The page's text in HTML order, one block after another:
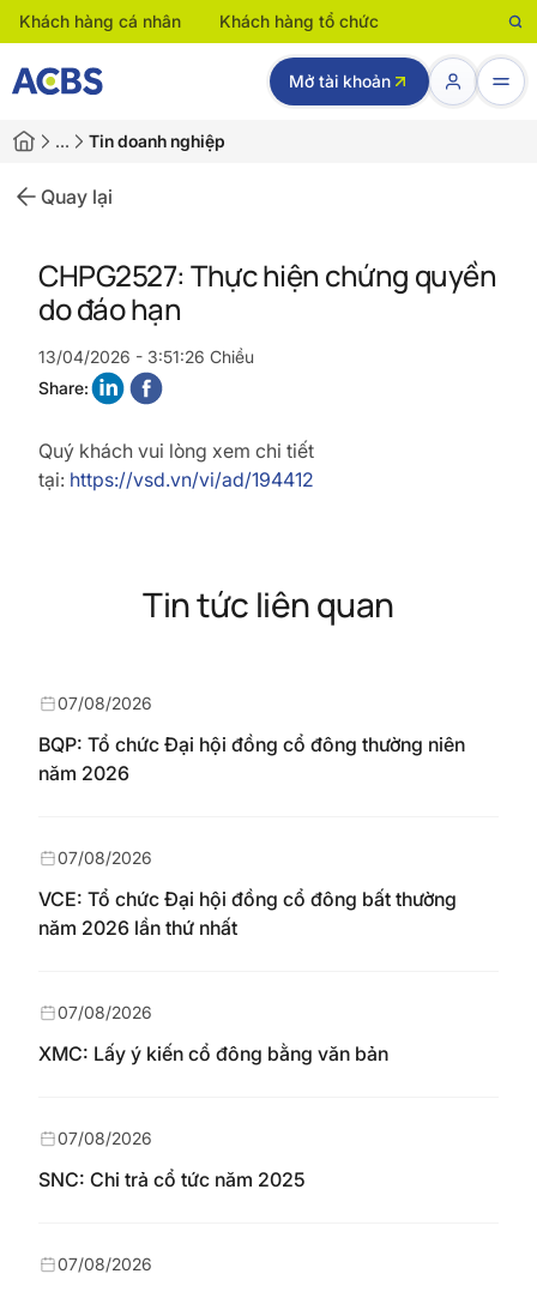
Khách hàng cá nhân Khách hàng tổ chức
Mở tài khoản
… Tin doanh nghiệp
Quay lại
CHPG2527: Thực hiện chứng quyền
do đáo hạn
13/04/2026 - 3:51:26 Chiều
Share:
Quý khách vui lòng xem chi tiết
tại: https://vsd.vn/vi/ad/194412
Tin tức liên quan
BQP: Tổ chức Đại hội đồng cổ đông thường niên
năm 2026
07/08/2026
VCE: Tổ chức Đại hội đồng cổ đông bất thường
năm 2026 lần thứ nhất
07/08/2026
XMC: Lấy ý kiến cổ đông bằng văn bản
07/08/2026
SNC: Chi trả cổ tức năm 2025
07/08/2026
07/08/2026